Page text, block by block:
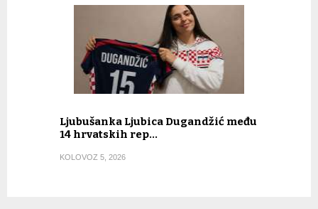
Ljubušanka Ljubica Dugandžić među
14 hrvatskih rep…
KOLOVOZ 5, 2026